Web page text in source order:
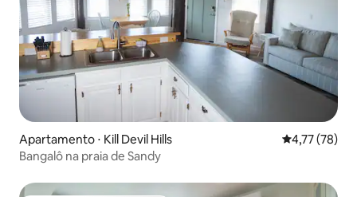
Apartamento ⋅ Kill Devil Hills 4,77 de uma
4,77 (78)
Bangalô na praia de Sandy